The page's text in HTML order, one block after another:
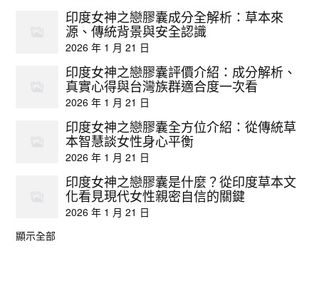
印度女神之戀膠囊成分全解析：草本來
源、傳統背景與安全認識
2026 年 1 月 21 日
印度女神之戀膠囊評價介紹：成分解析、
真實心得與台灣族群適合度一次看
2026 年 1 月 21 日
印度女神之戀膠囊全方位介紹：從傳統草
本智慧談女性身心平衡
2026 年 1 月 21 日
印度女神之戀膠囊是什麼？從印度草本文
化看見現代女性親密自信的關鍵
2026 年 1 月 21 日
顯示全部